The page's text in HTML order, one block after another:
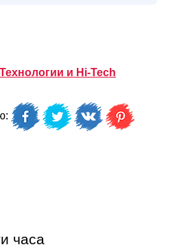
Технологии и Hi-Tech
часа